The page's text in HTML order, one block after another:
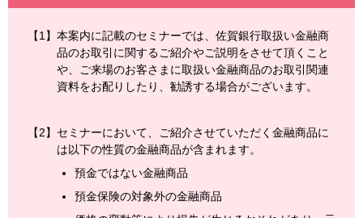
【1】 本案内に記載のセミナーでは、佐賀銀行取扱い金融商
品のお取引に関するご紹介やご説明をさせて頂くこと
や、ご来場のお客さまに取扱い金融商品のお取引関連
資料をお配りしたり、勧誘する場合がございます。
【2】 セミナーにおいて、ご紹介させていただく金融商品に
は以下の性質の金融商品が含まれます。
預金ではない金融商品
預金保険の対象外の金融商品